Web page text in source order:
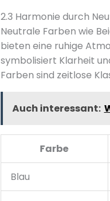
2.3 Harmonie durch
Neutrale Farben wie
bieten eine ruhige
symbolisiert Klarheit
Farben sind zeitlose
Auch interessant:
Farbe
Blau